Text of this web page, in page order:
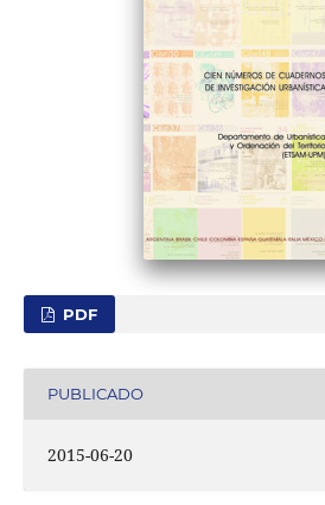
PDF
PUBLICADO
2015-06-20